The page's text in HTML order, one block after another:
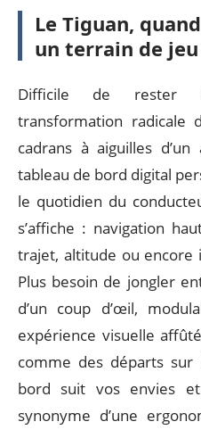
Le Tiguan,
un terrain de
Difficile de rester
transformation radicale
cadrans à aiguilles
tableau de bord digital
le quotidien du
s’affiche : navigation
trajet, altitude ou encore
Plus besoin de jongler
d’un coup d’œil,
expérience visuelle
comme des départs
bord suit vos envies
synonyme d’une